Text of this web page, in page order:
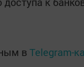
в Telegram-